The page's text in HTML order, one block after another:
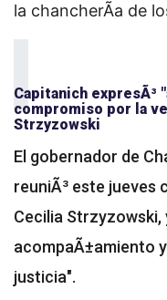
la chancherÃ­a de
Capitanich expresÃ³
compromiso por la
Strzyzowski
El gobernador de
reuniÃ³ este jueves
Cecilia Strzyzowski,
acompaÃ±amiento
justicia".